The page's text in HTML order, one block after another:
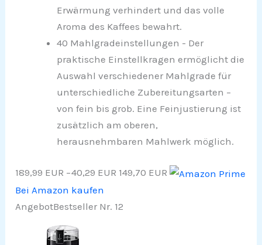
Erwärmung verhindert und das volle
Aroma des Kaffees bewahrt.
40 Mahlgradeinstellungen - Der
praktische Einstellkragen ermöglicht die
Auswahl verschiedener Mahlgrade für
unterschiedliche Zubereitungsarten –
von fein bis grob. Eine Feinjustierung ist
zusätzlich am oberen,
herausnehmbaren Mahlwerk möglich.
189,99 EUR −40,29 EUR 149,70 EUR
Bei Amazon kaufen
AngebotBestseller Nr. 12